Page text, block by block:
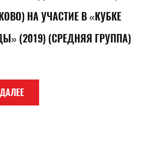
НА УЧАСТИЕ В «КУБКЕ
(2019) (СРЕДНЯЯ ГРУППА)